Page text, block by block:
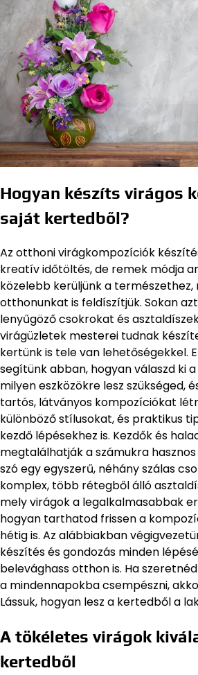
Hogyan készíts virágos
saját kertedből?
Az otthoni virágkompozíciók
kreatív időtöltés, de remek módja
közelebb kerüljünk a természethez,
otthonunkat is feldíszítjük. Sokan
lenyűgöző csokrokat és
virágüzletek mesterei tudnak
kertünk is tele van lehetőségekkel.
segítünk abban, hogyan válaszd ki
milyen eszközökre lesz szükséged,
tartós, látványos kompozíciókat
különböző stílusokat, és praktikus
kezdő lépésekhez is. Kezdők és
megtalálhatják a számukra
szó egy egyszerű, néhány szálas
komplex, több rétegből álló
mely virágok a legalkalmasabbak
hogyan tarthatod frissen a
hétig is. Az alábbiakban
készítés és gondozás minden
belevághass otthon is. Ha
a mindennapokba csempészni,
Lássuk, hogyan lesz a kertedből a
A tökéletes virágok
kertedből